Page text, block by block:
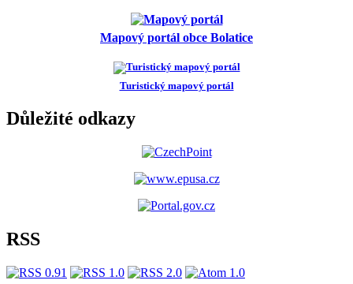
Mapový portál obce Bolatice
Turistický mapový portál
Důležité odkazy
RSS